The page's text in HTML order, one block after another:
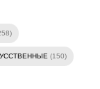
(150)